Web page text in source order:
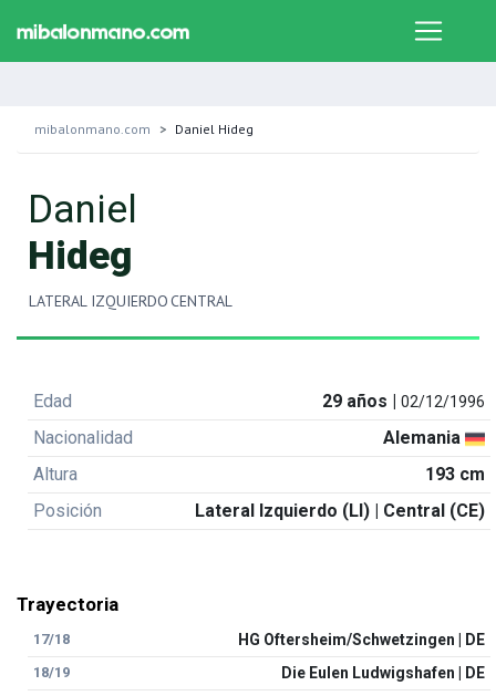
mibalonmano.com Daniel Hideg
Daniel
Hideg
LATERAL IZQUIERDOCENTRAL
Edad 29 años |02/12/1996
Nacionalidad
Alemania
Altura
193 cm
Posición
Lateral Izquierdo (LI) | Central (CE)
Trayectoria
17/18 HG Oftersheim/Schwetzingen | DE
18/19 Die Eulen Ludwigshafen | DE